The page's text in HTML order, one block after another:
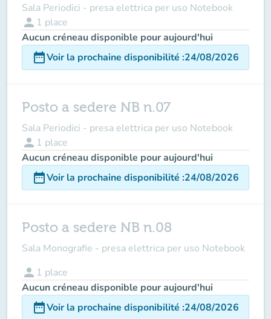
Sala Periodici - presa elettrica per uso Notebook
person 1 place
Aucun créneau disponible pour aujourd'hui
date_rangeVoir la prochaine disponibilité :24/08/2026
Posto a sedere NB n.07
Sala Periodici - presa elettrica per uso Notebook
person 1 place
Aucun créneau disponible pour aujourd'hui
date_rangeVoir la prochaine disponibilité :24/08/2026
Posto a sedere NB n.08
Sala Monografie - presa elettrica per uso Notebook
person 1 place
Aucun créneau disponible pour aujourd'hui
date_rangeVoir la prochaine disponibilité :24/08/2026